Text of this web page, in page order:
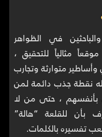
في الظواهر
مثالياً للتحقيق ،
متوارثة وتجارب
نقطة جذب دائمة لمن
بأنفسهم ، حتى من لا
للقلعة “هالة”
تفسيره بالكلمات.